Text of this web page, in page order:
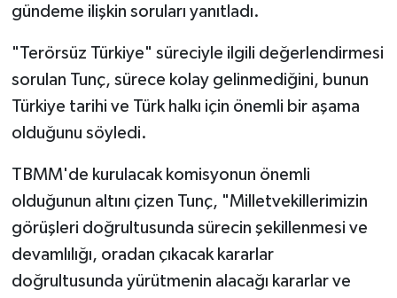
gündeme ilişkin soruları yanıtladı.
"Terörsüz Türkiye" süreciyle ilgili değerlendirmesi
sorulan Tunç, sürece kolay gelinmediğini, bunun
Türkiye tarihi ve Türk halkı için önemli bir aşama
olduğunu söyledi.
TBMM'de kurulacak komisyonun önemli
olduğunun altını çizen Tunç, "Milletvekillerimizin
görüşleri doğrultusunda sürecin şekillenmesi ve
devamlılığı, oradan çıkacak kararlar
doğrultusunda yürütmenin alacağı kararlar ve